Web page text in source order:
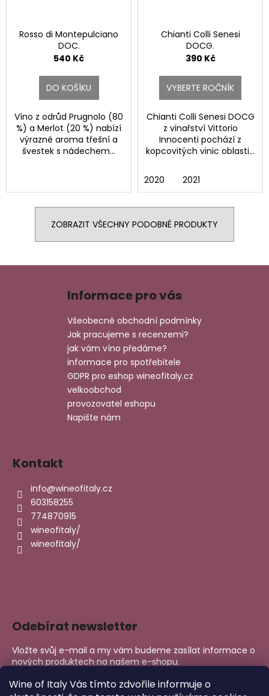
Wine of Italy Vás tímto zdvořile informuje o
Rosso di Montepulciano
DOC.
540 Kč
DO KOŠÍKU
Víno z odrůd Prugnolo (80
%) a Merlot (20 %) nabízí
výrazné aroma třešní a
švestek s nádechem...
Chianti Colli Senesi
DOCG.
390 Kč
VYBERTE ROČNÍK
Chianti Colli Senesi DOCG
z vinařství Vittorio
Innocenti pochází z
kopcovitých vinic oblasti...
2020 2021
ZOBRAZIT VŠECHNY PODOBNÉ PRODUKTY
Z
Informace pro vás
Všeobecné obchodní podmínky
Jak pracujeme s recenzemi?
jak vám víno předáme?
informace pro spotřebitele
GDPR pro eshop wineofitaly.cz
velkoobchod
provozovatel eshopu
Napište nám
Kontakt
info@wineofitaly.cz
603158255
774870915
wineofitaly/
wineofitaly/
Odebírat newsletter
Vložte svůj e-mail a my vám budeme zasílat informace o
nových produktech na našem e-shopu.
E-mail